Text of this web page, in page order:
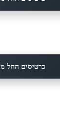
כרטיסים החל מ €78